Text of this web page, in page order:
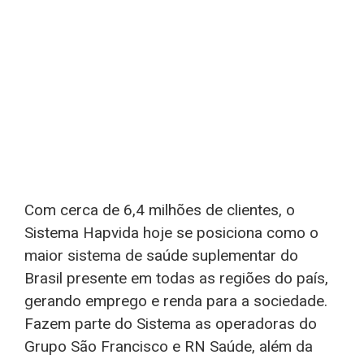
Com cerca de 6,4 milhões de clientes, o
Sistema Hapvida hoje se posiciona como o
maior sistema de saúde suplementar do
Brasil presente em todas as regiões do país,
gerando emprego e renda para a sociedade.
Fazem parte do Sistema as operadoras do
Grupo São Francisco e RN Saúde, além da